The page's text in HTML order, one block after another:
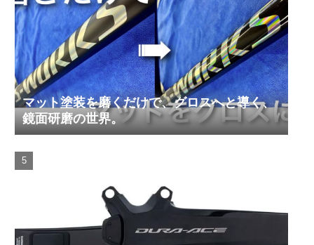
マット塗装を磨くだけで、グロスへと導く、
鏡面研磨の世界。